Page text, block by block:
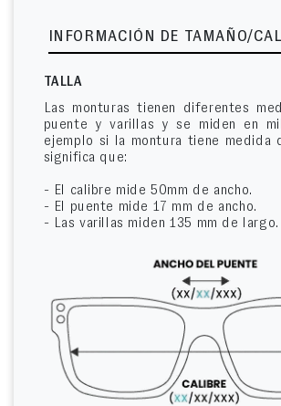
INFORMACIÓN DE TAMAÑO/
TALLA
Las monturas tienen diferentes
puente y varillas y se miden en
ejemplo si la montura tiene medida
significa que:
- El calibre mide 50mm de ancho.
- El puente mide 17 mm de ancho.
- Las varillas miden 135 mm de largo.